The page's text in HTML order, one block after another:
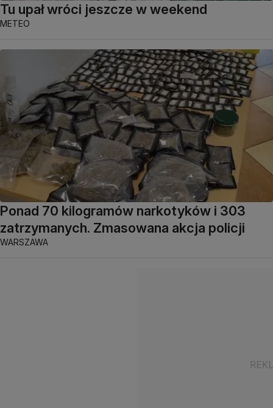
Tu upał wróci jeszcze w weekend
METEO
Ponad 70 kilogramów narkotyków i 303
zatrzymanych. Zmasowana akcja policji
WARSZAWA